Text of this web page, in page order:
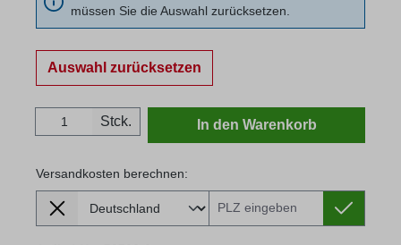
müssen Sie die Auswahl zurücksetzen.
Auswahl zurücksetzen
Produkt Anzahl: Gib den gewünschten
Stck. In den Warenkorb
Versandkosten berechnen:
Lieferland
Versandkosten berechnen: